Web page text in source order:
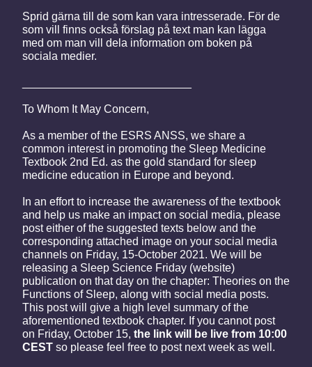
Sprid gärna till de som kan vara intresserade. För de
som vill finns också förslag på text man kan lägga
med om man vill dela information om boken på
sociala medier.
To Whom It May Concern,
As a member of the ESRS ANSS, we share a
common interest in promoting the Sleep Medicine
Textbook 2nd Ed. as the gold standard for sleep
medicine education in Europe and beyond.
In an effort to increase the awareness of the textbook
and help us make an impact on social media, please
post either of the suggested texts below and the
corresponding attached image on your social media
channels on Friday, 15-October 2021. We will be
releasing a Sleep Science Friday (website)
publication on that day on the chapter: Theories on the
Functions of Sleep, along with social media posts.
This post will give a high level summary of the
aforementioned textbook chapter. If you cannot post
on Friday, October 15, the link will be live from 10:00
CEST so please feel free to post next week as well.